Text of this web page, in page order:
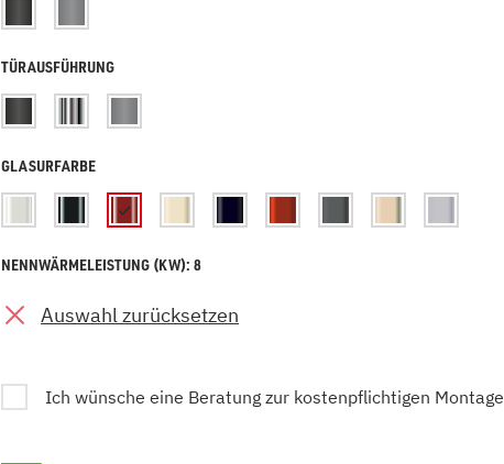
E bis G
O bis S
T bis Z
TÜRAUSFÜHRUNG
GLASURFARBE
NENNWÄRMELEISTUNG (KW): 8
Auswahl zurücksetzen
Ich wünsche eine Beratung zur kostenpflichtigen Montage